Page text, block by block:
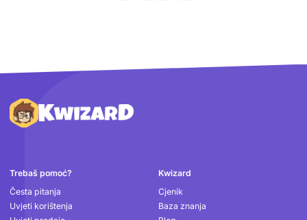
Podnožje
Trebaš pomoć?
Česta pitanja
Uvjeti korištenja
Kwizard
Cjenik
Baza znanja